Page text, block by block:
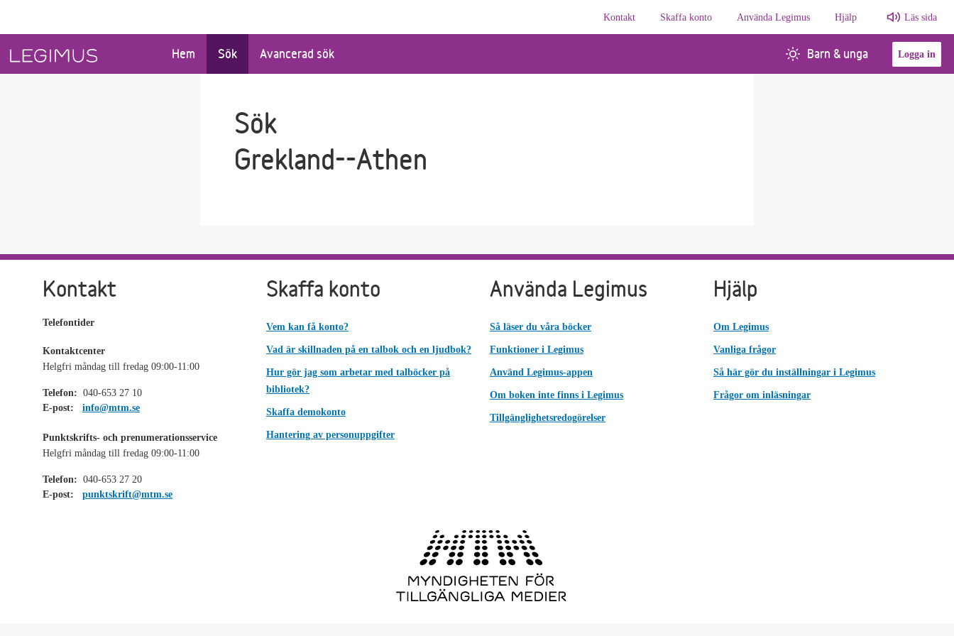
Kontakt
Skaffa konto Använda Legimus Hjälp Läs sida
Hem Sök Avancerad sök Barn & unga Logga in
Sök
Grekland--Athen
Kontakt
Telefontider
Kontaktcenter
Helgfri måndag till fredag 09:00-11:00
Telefon: 040-653 27 10
E-post:
info@mtm.se
Punktskrifts- och prenumerationsservice
Helgfri måndag till fredag 09:00-11:00
Telefon: 040-653 27 20
E-post:
punktskrift@mtm.se
Skaffa konto
Vem kan få konto?
Vad är skillnaden på en talbok och en ljudbok?
Hur gör jag som arbetar med talböcker på
bibliotek?
Skaffa demokonto
Hantering av personuppgifter
Använda Legimus
Så läser du våra böcker
Funktioner i Legimus
Använd Legimus-appen
Om boken inte finns i Legimus
Tillgänglighetsredogörelser
Hjälp
Om Legimus
Vanliga frågor
Så här gör du inställningar i Legimus
Frågor om inläsningar